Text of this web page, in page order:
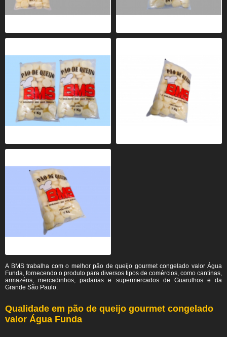
A BMS trabalha com o melhor pão de queijo gourmet congelado valor Água
Funda, fornecendo o produto para diversos tipos de comércios, como cantinas,
armazéns, mercadinhos, padarias e supermercados de Guarulhos e da
Grande São Paulo.
Qualidade em pão de queijo gourmet congelado
valor Água Funda